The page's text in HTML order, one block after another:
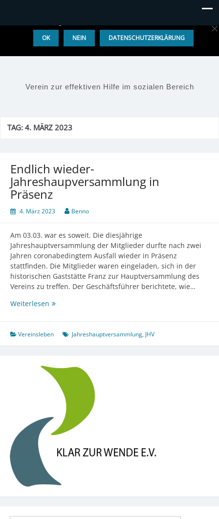
Verein zur effektiven Hilfe im sozialen Bereich
TAG:4. MÄRZ 2023
Endlich wieder-
Jahreshaupversammlung in
Präsenz
4. März 2023 Benno
Am 03.03. war es soweit. Die diesjährige
Jahreshauptversammlung der Mitglieder durfte nach zwei
Jahren coronabedingtem Ausfall wieder in Präsenz
stattfinden. Die Mitglieder waren eingeladen, sich in der
historischen Gaststätte Franz zur Hauptversammlung des
Vereins zu treffen. Der Geschäftsführer berichtete, wie…
Weiterlesen Endlich
in
Präsenz
Vereinsleben Jahreshauptversammlung, JHV
OK NEIN DATENSCHUTZERKLÄRUNG